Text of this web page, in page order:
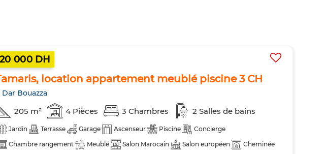
20 000 DH
location appartement meublé piscine 3 CH
Dar Bouazza
205 m² 4 Pièces 3 Chambres 2 Salles de bains
Jardin Terrasse Garage Ascenseur Piscine
Concierge
Chambre rangement
Meublé Salon Marocain Salon européen
Cheminée